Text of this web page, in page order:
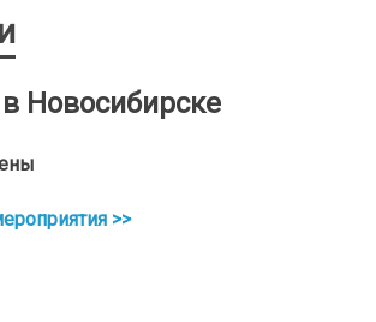
Новосибирске
>>